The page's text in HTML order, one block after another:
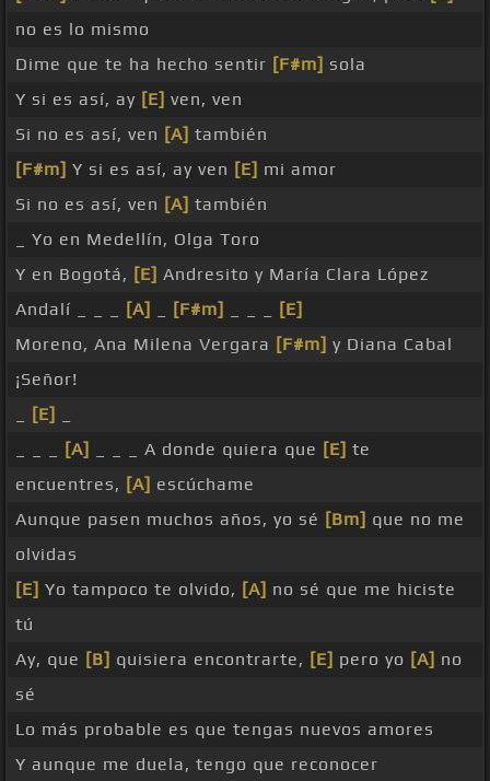
no es lo mismo
Dime que te ha hecho sentir [F#m] sola
Y si es así, ay [E] ven, ven
Si no es así, ven [A] también
[F#m] Y si es así, ay ven [E] mi amor
Si no es así, ven [A] también
_ Yo en Medellín, Olga Toro
Y en Bogotá, [E] Andresito y María Clara López
Andalí _ _ _
[A] [F#m]
[E]
Moreno, Ana Milena Vergara [F#m] y Diana Cabal
¡Señor!
[E]
[A] _ _ _ A donde quiera que [E] te
encuentres, [A] escúchame
Aunque pasen muchos años, yo sé [Bm] que no me
olvidas
[E] Yo tampoco te olvido, [A] no sé que me hiciste
tú
Ay, que [B] quisiera encontrarte, [E] pero yo [A] no
sé
Lo más probable es que tengas nuevos amores
Y aunque me duela, tengo que reconocer